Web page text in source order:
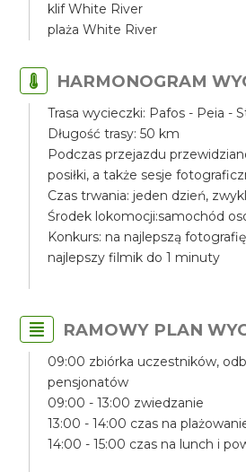
klif White River
plaża White River
HARMONOGRAM
Trasa wycieczki: Pafos - Peia -
Długość trasy: 50 km
Podczas przejazdu
posiłki, a także sesje
Czas trwania: jeden dzień,
Środek lokomocji:samochód
Konkurs: na najlepszą
najlepszy filmik do 1 minuty
RAMOWY PLAN
09:00 zbiórka uczestników,
pensjonatów
09:00 - 13:00 zwiedzanie
13:00 - 14:00 czas na
14:00 - 15:00 czas na lunch i